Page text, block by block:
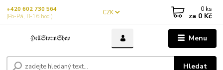
Menu
CZK
Hledat
+420 602 730 564
(Po-Pá, 8-16 hod.)
0 ks
za 0 Kč